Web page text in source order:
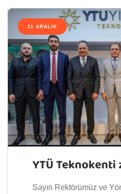
11 ARALIK
YTÜ
Sayın Rektörümüz ve